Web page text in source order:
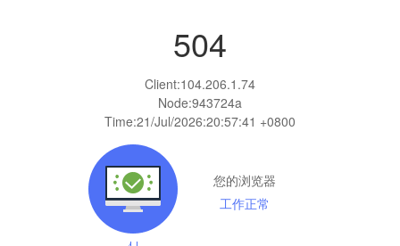
504
Client:104.206.1.74
Node:943724a
Time:21/Jul/2026:20:57:41 +0800
您的浏览器
工作正常